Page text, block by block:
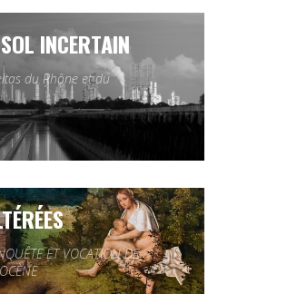
INCERTAIN
du Rhône et du
ET VOCATION DE